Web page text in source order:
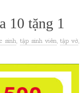
10 tặng 1
sinh, tập sinh viên, tập vở,